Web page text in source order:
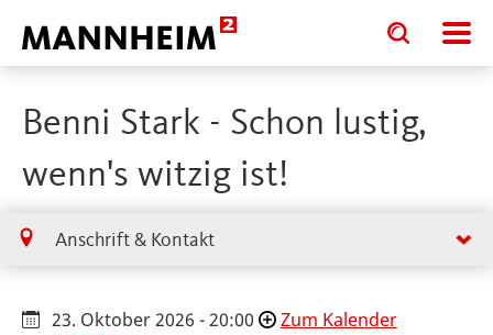
Toggle
search
input
Toggle
search
input
Benni Stark - Schon lustig,
wenn's witzig ist!
Anschrift & Kontakt
23. Oktober 2026 - 20:00
Zum Kalender